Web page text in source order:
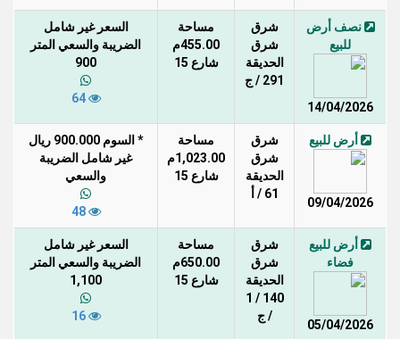
نصف أرض
للبيع
14/04/2026
شرق
شرق
الحديقة
291 / ج
مساحة
455.00م
شارع 15
السعر غير شامل
الضريبة والسعي المتر
900
64
أرض للبيع
09/04/2026
شرق
شرق
الحديقة
61 / أ
مساحة
1,023.00م
شارع 15
* السوم 900.000 ريال
غير شامل الضريبة
والسعي
48
أرض للبيع
فضاء
05/04/2026
شرق
شرق
الحديقة
140 / 1
/ ج
مساحة
650.00م
شارع 15
السعر غير شامل
الضريبة والسعي المتر
1,100
16